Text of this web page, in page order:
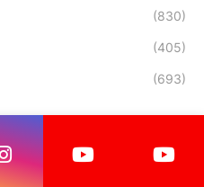
(830)
(405)
(693)